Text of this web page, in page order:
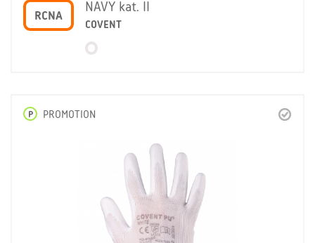
RCNA
NAVY kat. II
COVENT
P PROMOTION